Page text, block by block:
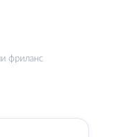
фриланс